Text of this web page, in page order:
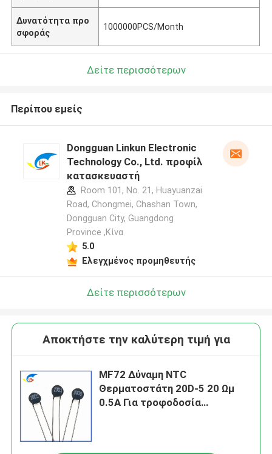
Δυνατότητα προ
σφοράς
1000000PCS/Month
Δείτε περισσότερων
Περίπου εμείς
Dongguan Linkun Electronic
Technology Co., Ltd. προφίλ
κατασκευαστή
Room 101, No. 21, Huayuanzai
Road, Chongmei, Chashan Town,
Dongguan City, Guangdong
Province ,Κίνα
5.0
Ελεγχμένος προμηθευτής
Δείτε περισσότερων
Αποκτήστε την καλύτερη τιμή για
MF72 Δύναμη NTC
Θερματοστάτη 20D-5 20 Ωμ
0.5A Για τροφοδοσία